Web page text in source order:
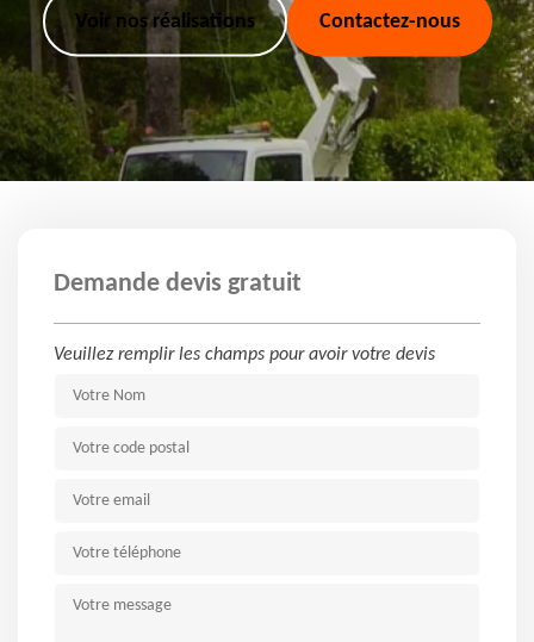
Voir nos réalisations Contactez-nous
Demande devis gratuit
Veuillez remplir les champs pour avoir votre devis